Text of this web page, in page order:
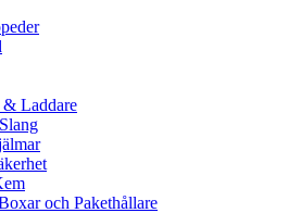
& Laddare
och Pakethållare